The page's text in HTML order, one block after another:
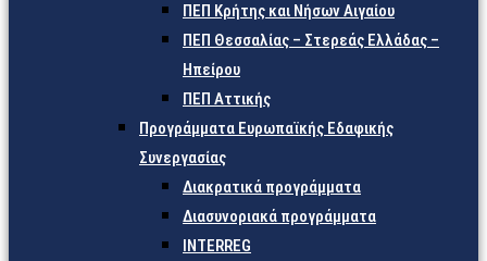
ΠΕΠ Κρήτης και Νήσων Αιγαίου
ΠΕΠ Θεσσαλίας – Στερεάς Ελλάδας –
Ηπείρου
ΠΕΠ Αττικής
Προγράμματα Ευρωπαϊκής Εδαφικής
Συνεργασίας
Διακρατικά προγράμματα
Διασυνοριακά προγράμματα
INTERREG